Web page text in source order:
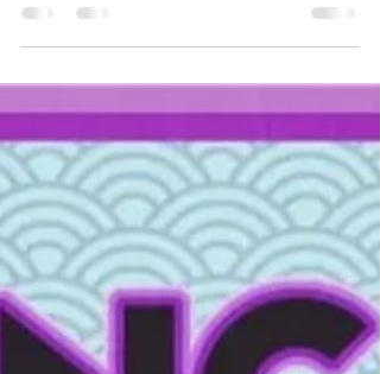
#repost desde
Martes 7 de Marzo de 20hs a 23hs.
Olascoaga...